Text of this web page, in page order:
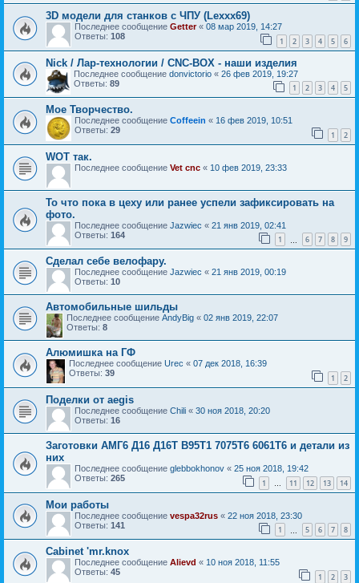
3D модели для станков с ЧПУ (Lexxx69)
Последнее сообщение Getter« 08 мар 2019, 14:27
Ответы: 108 1 2 3 4 5 6
Nick / Лар-технологии / CNC-BOX - наши изделия
Последнее сообщение donvictorio « 26 фев 2019, 19:27
Ответы: 89 1 2 3 4 5
Мое Творчество.
Последнее сообщение Coffeein « 16 фев 2019, 10:51
Ответы: 29 1 2
WOT так.
Последнее сообщение Vet cnc « 10 фев 2019, 23:33
То что пока в цеху или ранее успели зафиксировать на
фото.
Последнее сообщение Jazwiec « 21 янв 2019, 02:41
Ответы: 164 1 6 7 8 9
Сделал себе велофару.
Последнее сообщение Jazwiec « 21 янв 2019, 00:19
Ответы: 10
Автомобильные шильды
Последнее сообщение AndyBig « 02 янв 2019, 22:07
Ответы: 8
Алюмишка на ГФ
Последнее сообщение Urec « 07 дек 2018, 16:39
Ответы: 39 1 2
Поделки от aegis
Последнее сообщение Chili « 30 ноя 2018, 20:20
Ответы: 16
Заготовки АМГ6 Д16 Д16Т В95Т1 7075Т6 6061Т6 и детали из
них
Последнее сообщение glebbokhonov « 25 ноя 2018, 19:42
Ответы: 265 1 … 11 12 13 14
Мои работы
Последнее сообщение vespa32rus « 22 ноя 2018, 23:30
Ответы: 141 1 5 6 7 8
Cabinet 'mr.knox
Последнее сообщение Alievd « 10 ноя 2018, 11:55
Ответы: 45 1 2 3